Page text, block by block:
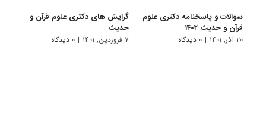
سوالات و پاسخنامه دکتری علوم
قرآن و حدیث ۱۴۰۲
۲۰ آذر, ۱۴۰۱ | ۰ دیدگاه
گرایش های دکتری ﻋﻠﻮم ﻗﺮآن و
ﺣﺪﻳﺚ
۷ فروردین, ۱۴۰۱ | ۰ دیدگاه